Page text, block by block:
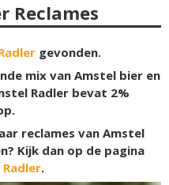
Reclames
gevonden.
mix van Amstel bier en
Radler bevat 2%
reclames van Amstel
Kijk dan op de pagina
.